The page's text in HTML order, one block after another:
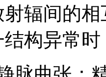
辐间的
构异常